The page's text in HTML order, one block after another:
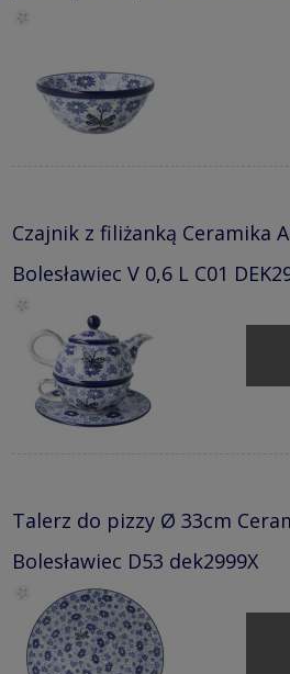
Czajnik z filiżanką Ceramika
Bolesławiec V 0,6 L C01
Talerz do pizzy Ø 33cm
Bolesławiec D53 dek2999X